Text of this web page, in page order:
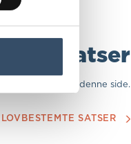
satser
kan ses på denne side.
SATSER